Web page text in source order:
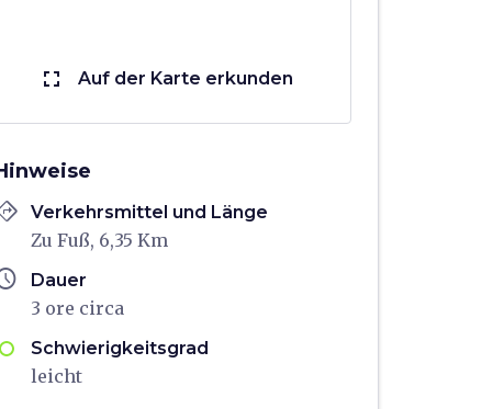
fullscreen Auf der Karte erkunden
Verkehrsmittel und Länge
Zu Fuß, 6,35 Km
Dauer
3 ore circa
Schwierigkeitsgrad
leicht